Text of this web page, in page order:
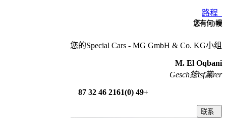
您有何}幔
您的Special Cars - MG GmbH & Co. KG小组
M. El Oqbani
Gesch鋐tsf黨rer
+49 (0)2161 46 32 87